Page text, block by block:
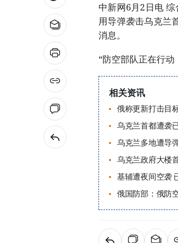
中新网6月2日电
用导弹袭击乌克兰
消息。
“防空部队正在行动
相关资讯
俄称更新打击目
乌克兰首都遭袭
乌克兰多地遭导
乌克兰政府大楼
基辅遭夜间空袭
俄国防部：俄防